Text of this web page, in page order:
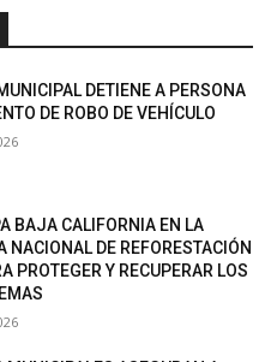
DETIENE A PERSONA
DE ROBO DE VEHÍCULO
BAJA CALIFORNIA EN LA
NACIONAL DE REFORESTACIÓN
PROTEGER Y RECUPERAR LOS